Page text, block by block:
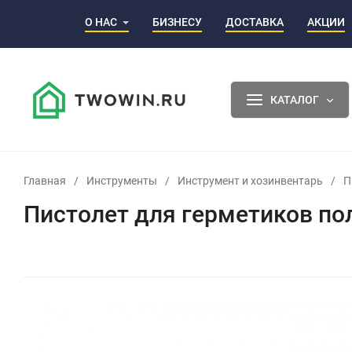
О НАС БИЗНЕСУ ДОСТАВКА АКЦИИ
КАТАЛОГ
Главная / Инструменты / Инструмент и хозинвентарь /
Пистолет для герметиков